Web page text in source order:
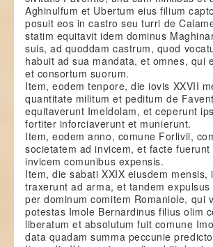
Aghinulfum et Ubertum eius filium
posuit eos in castro seu turri de
statim equitavit idem dominus
suis, ad quoddam castrum, quod
habuit ad sua mandata, et omnes, qui
et consortum suorum.
Item, eodem tenpore, die iovis XXVII
quantitate militum et peditum de
equitaverunt Imeldolam, et ceperunt
fortiter inforciaverunt et munierunt.
Item, eodem anno, comune Forlivii,
societatem ad invicem, et facte
invicem comunibus expensis.
Item, die sabati XXIX eiusdem
traxerunt ad arma, et tandem
per dominum comitem Romaniole, qui
potestas Imole Bernardinus filius olim
liberatum et absolutum fuit comune
data quadam summa peccunie